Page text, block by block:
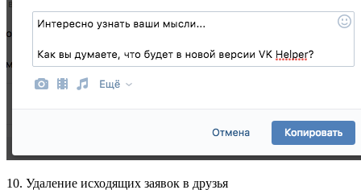
10. Удаление исходящих заявок в друзья